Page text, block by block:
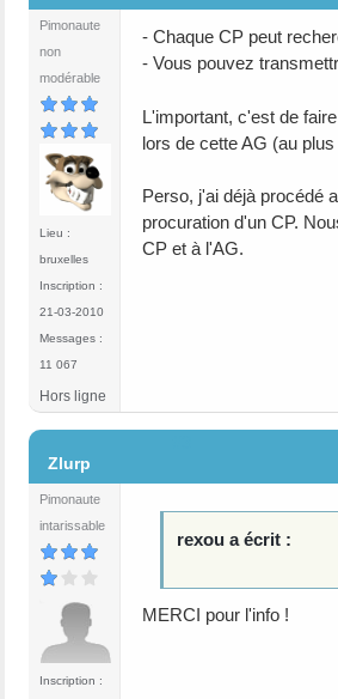
Pimonaute
non
modérable
Lieu :
bruxelles
Inscription :
21-03-2010
Messages :
11 067
- Chaque CP peut
- Vous pouvez
L'important, c'est de
lors de cette AG (au
Perso, j'ai déjà procédé
procuration d'un CP.
CP et à l'AG.
Hors ligne
Zlurp
Pimonaute
intarissable
Inscription :
rexou a écrit :
MERCI pour l'info !